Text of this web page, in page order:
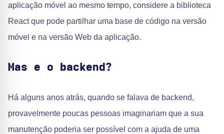
aplicação móvel ao mesmo tempo, considere a biblioteca
React que pode partilhar uma base de código na versão
móvel e na versão Web da aplicação.
Mas e o backend?
Há alguns anos atrás, quando se falava de backend,
provavelmente poucas pessoas imaginariam que a sua
manutenção poderia ser possível com a ajuda de uma